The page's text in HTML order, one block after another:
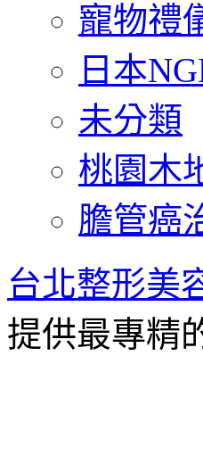
寵物禮
日本
未分類
桃園木
膽管癌
台北整形美
提供最專精